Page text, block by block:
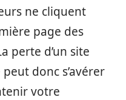
ne cliquent
page des
perte d’un site
donc s’avérer
votre